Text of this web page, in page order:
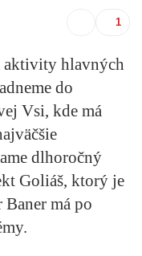
aktivity hlavných
do
Vsi, kde má
dlhoročný
Goliáš, ktorý je
má po